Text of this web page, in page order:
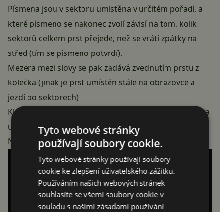
Písmena jsou v sektoru umístěna v určitém pořadí, a
které písmeno se nakonec zvolí závisí na tom, kolik
sektorů celkem prst přejede, než se vrátí zpátky na
střed (tím se písmeno potvrdí).
Mezera mezi slovy se pak zadává zvednutím prstu z
kolečka (jinak je prst umístěn stále na obrazovce a
jezdí po sektorech)
Klávesnice by dále měla podporovat možnost několika
uživatelských gest pro rychlé zadávání celých slov
Na následujícím videu je názorná ukázka:
Tyto webové stránky
používají soubory cookie.
Tyto webové stránky používají soubory
cookie ke zlepšení uživatelského zážitku.
Používáním našich webových stránek
souhlasíte se všemi soubory cookie v
souladu s našimi zásadami používání